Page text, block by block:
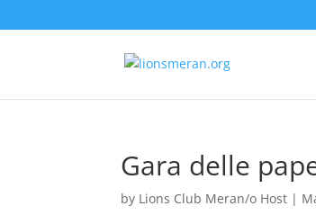
Gara delle
by Lions Club Meran/o Host |